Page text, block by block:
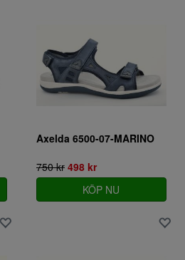
Axelda 6500-07-MARINO
750 kr 498 kr
KÖP NU